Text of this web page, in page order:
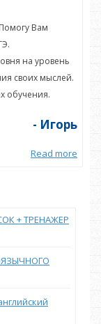
Вам
на уровень
своих мыслей.
обучения.
- Игорь
Read more
+ ТРЕНАЖЕР